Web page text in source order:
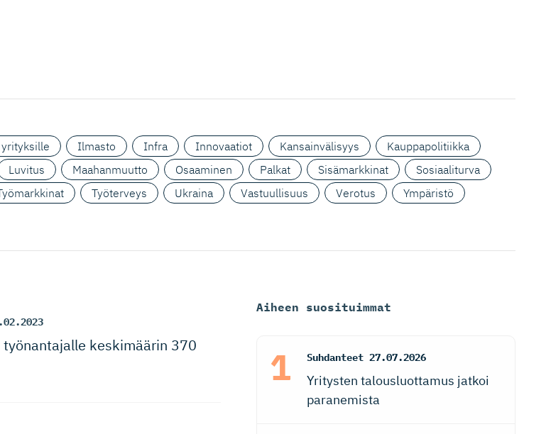
Ilmasto Infra Innovaatiot Kansainvälisyys
Kauppapolitiikka
Luvitus Maahanmuutto Osaaminen Palkat Sisämarkkinat
Sosiaaliturva
Työterveys Ukraina Vastuullisuus Verotus
Ympäristö
keskimäärin 370
Aiheen suosituimmat
Suhdanteet 27.07.2026
Yritysten talousluottamus jatkoi
paranemista